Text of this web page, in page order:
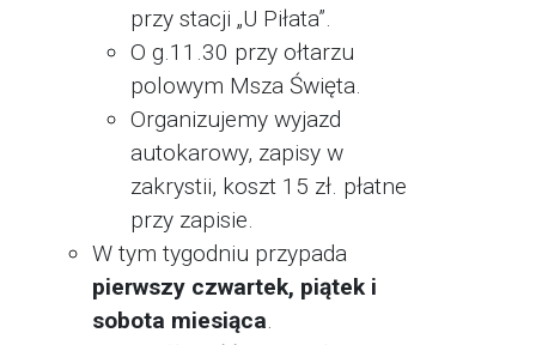
przy stacji „U Piłata”.
O g.11.30 przy ołtarzu
polowym Msza Święta.
Organizujemy wyjazd
autokarowy, zapisy w
zakrystii, koszt 15 zł. płatne
przy zapisie.
W tym tygodniu przypada
pierwszy czwartek, piątek i
sobota miesiąca.